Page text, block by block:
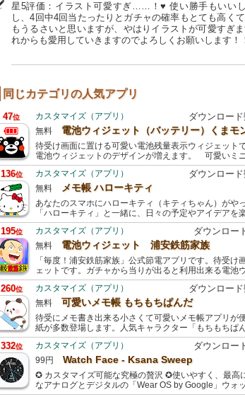
星5評価：イラスト可愛すぎ……！♥ 使い勝手もいい
し、4回中4回当たったりとガチャの確率もとても高く
もうるさいと思いますが、やはりイラストが可愛すぎ
れからも愛用していきますのでよろしくお願いします！
同じカテゴリの人気アプリ
47位 カスタマイズ（アプリ） ダウンロー
無料 電池ウィジェット（バッテリー）くまモ
待受け画面に置ける可愛い電池残量表示ウィジェット
電池ウィジェットのデザインが増えます。 可愛いミ
136位 カスタマイズ（アプリ） ダウンロー
無料 メモ帳 ハローキティ
あなたのスマホにハローキティ（キティちゃん）がや
「ハローキティ」と一緒に、日々の予定やアイデア
195位 カスタマイズ（アプリ） ダウンロー
無料 電池ウィジェット 浦安鉄筋家族
「毎度！浦安鉄筋家族」公式節電アプリです。待受
ェットです。ガチャから当りが出ると利用出来る電
260位 カスタマイズ（アプリ） ダウンロー
無料 可愛いメモ帳 もちもちぱんだ
待受にメモ書き出来る小さくて可愛いメモ帳アプリが
紙が多数登場します。人気キャラクター「もちもちぱ
332位 カスタマイズ（アプリ） ダウンロー
99円 Watch Face - Ksana Sweep
✪ カスタマイズ可能な究極の贅沢 ✪使いやすく、最高
なアナログとデジタルの「Wear OS by Google」ウォ